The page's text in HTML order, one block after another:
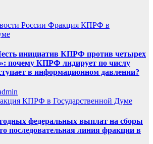
России Фракция КПРФ в
инициатив КПРФ против четырех
почему КПРФ лидирует по числу
в информационном давлении?
КПРФ в Государственной Думе
федеральных выплат на сборы
последовательная линия фракции в